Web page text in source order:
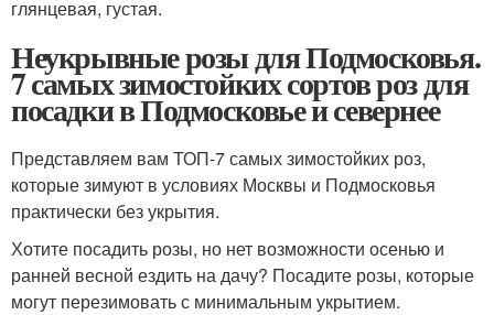
глянцевая, густая.
Неукрывные розы для Подмосковья.
7 самых зимостойких сортов роз для
посадки в Подмосковье и севернее
Представляем вам ТОП-7 самых зимостойких роз,
которые зимуют в условиях Москвы и Подмосковья
практически без укрытия.
Хотите посадить розы, но нет возможности осенью и
ранней весной ездить на дачу? Посадите розы, которые
могут перезимовать с минимальным укрытием.